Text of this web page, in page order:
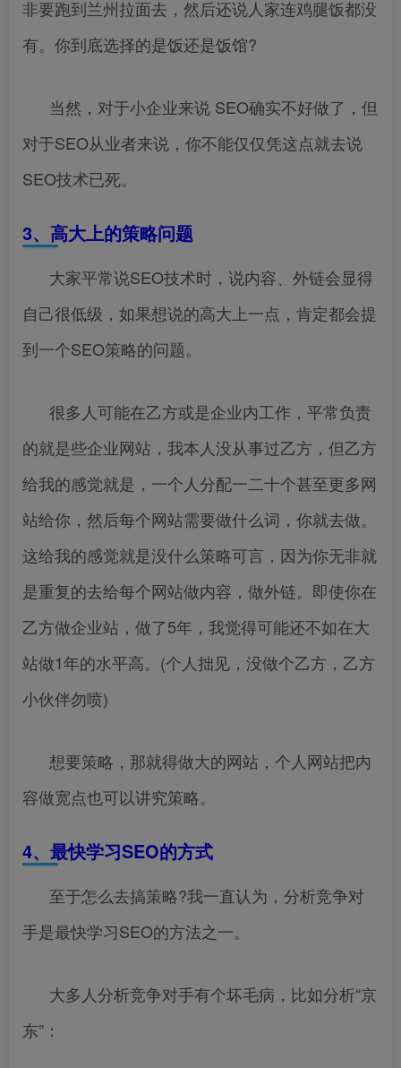
非要跑到兰州拉面去，然后还说人家连鸡腿饭都没
有。你到底选择的是饭还是饭馆?
当然，对于小企业来说 SEO确实不好做了，但
对于SEO从业者来说，你不能仅仅凭这点就去说
SEO技术已死。
3、高大上的策略问题
大家平常说SEO技术时，说内容、外链会显得
自己很低级，如果想说的高大上一点，肯定都会提
到一个SEO策略的问题。
很多人可能在乙方或是企业内工作，平常负责
的就是些企业网站，我本人没从事过乙方，但乙方
给我的感觉就是，一个人分配一二十个甚至更多网
站给你，然后每个网站需要做什么词，你就去做。
这给我的感觉就是没什么策略可言，因为你无非就
是重复的去给每个网站做内容，做外链。即使你在
乙方做企业站，做了5年，我觉得可能还不如在大
站做1年的水平高。(个人拙见，没做个乙方，乙方
小伙伴勿喷)
想要策略，那就得做大的网站，个人网站把内
容做宽点也可以讲究策略。
4、最快学习SEO的方式
至于怎么去搞策略?我一直认为，分析竞争对
手是最快学习SEO的方法之一。
大多人分析竞争对手有个坏毛病，比如分析“京
东”：